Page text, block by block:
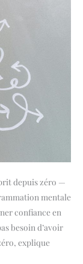
depuis zéro —
mentale
confiance en
besoin d’avoir
explique